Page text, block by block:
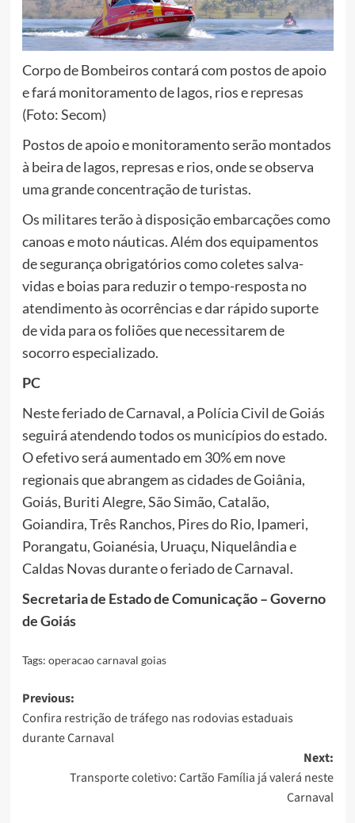
Corpo de Bombeiros contará com postos de apoio
e fará monitoramento de lagos, rios e represas
(Foto: Secom)
Postos de apoio e monitoramento serão montados
à beira de lagos, represas e rios, onde se observa
uma grande concentração de turistas.
Os militares terão à disposição embarcações como
canoas e moto náuticas. Além dos equipamentos
de segurança obrigatórios como coletes salva-
vidas e boias para reduzir o tempo-resposta no
atendimento às ocorrências e dar rápido suporte
de vida para os foliões que necessitarem de
socorro especializado.
PC
Neste feriado de Carnaval, a Polícia Civil de Goiás
seguirá atendendo todos os municípios do estado.
O efetivo será aumentado em 30% em nove
regionais que abrangem as cidades de Goiânia,
Goiás, Buriti Alegre, São Simão, Catalão,
Goiandira, Três Ranchos, Pires do Rio, Ipameri,
Porangatu, Goianésia, Uruaçu, Niquelândia e
Caldas Novas durante o feriado de Carnaval.
Secretaria de Estado de Comunicação – Governo
de Goiás
Tags: operacao carnaval goias
Post
navigation
Previous:
Confira restrição de tráfego nas rodovias estaduais
durante Carnaval
Next:
Transporte coletivo: Cartão Família já valerá neste
Carnaval